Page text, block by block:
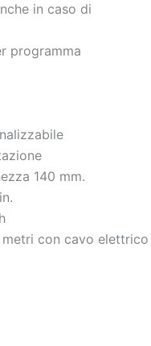
in caso di
programma
140 mm.
con cavo elettrico